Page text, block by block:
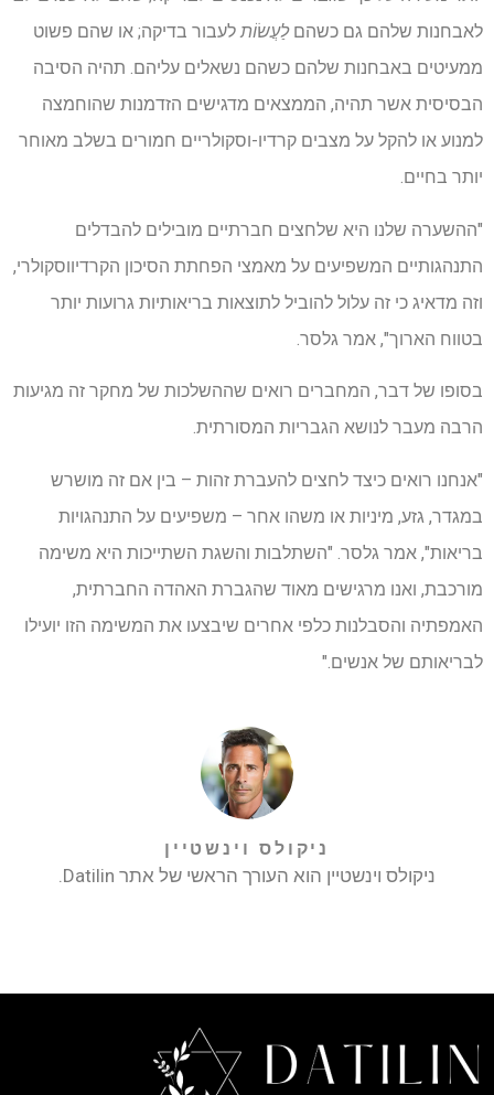
לאבחנות שלהם גם כשהםלַעֲשׂוֹתלעבור בדיקה; או שהם פשוט
ממעיטים באבחנות שלהם כשהם נשאלים עליהם. תהיה הסיבה
הבסיסית אשר תהיה, הממצאים מדגישים הזדמנות שהוחמצה
למנוע או להקל על מצבים קרדיו-וסקולריים חמורים בשלב מאוחר
יותר בחיים.
"ההשערה שלנו היא שלחצים חברתיים מובילים להבדלים
התנהגותיים המשפיעים על מאמצי הפחתת הסיכון הקרדיווסקולרי,
וזה מדאיג כי זה עלול להוביל לתוצאות בריאותיות גרועות יותר
בטווח הארוך", אמר גלסר.
בסופו של דבר, המחברים רואים שההשלכות של מחקר זה מגיעות
הרבה מעבר לנושא הגבריות המסורתית.
"אנחנו רואים כיצד לחצים להעברת זהות – בין אם זה מושרש
במגדר, גזע, מיניות או משהו אחר – משפיעים על התנהגויות
בריאות", אמר גלסר. "השתלבות והשגת השתייכות היא משימה
מורכבת, ואנו מרגישים מאוד שהגברת האהדה החברתית,
האמפתיה והסבלנות כלפי אחרים שיבצעו את המשימה הזו יועילו
לבריאותם של אנשים."
ניקולס וינשטיין
ניקולס וינשטיין הוא העורך הראשי של אתר Datilin.